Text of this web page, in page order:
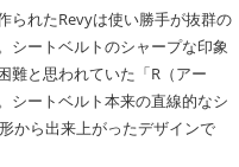
られたRevyは使い勝手が抜群の
シートベルトのシャープな印象
難と思われていた「R（アー
シートベルト本来の直線的なシ
から出来上がったデザインで